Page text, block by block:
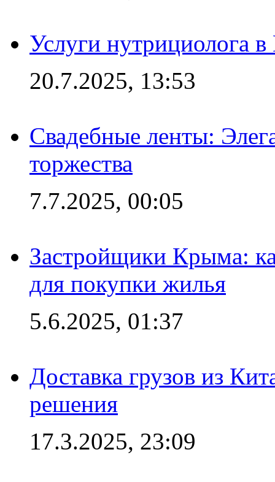
Услуги нутрициолога
20.7.2025, 13:53
Свадебные ленты:
торжества
7.7.2025, 00:05
Застройщики Крыма:
для покупки жилья
5.6.2025, 01:37
Доставка грузов из
решения
17.3.2025, 23:09